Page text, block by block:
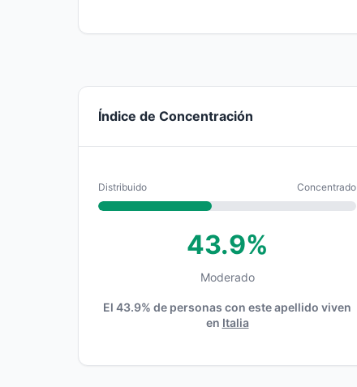
Índice de Concentración
Distribuido Concentrado
43.9%
Moderado
El 43.9% de personas con este apellido viven
en Italia